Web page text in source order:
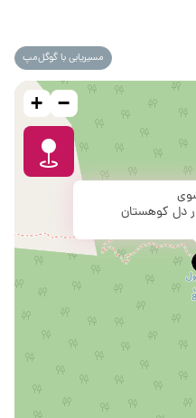
مسیریابی با گوگل‌مپ
دل کوهستان
+ −